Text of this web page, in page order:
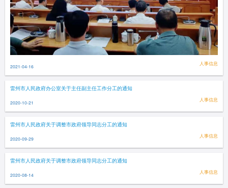
2021-04-16 人事信息
雷州市人民政府办公室关于主任副主任工作分工的通知
2020-10-21 人事信息
雷州市人民政府关于调整市政府领导同志分工的通知
2020-09-29 人事信息
雷州市人民政府关于调整市政府领导同志分工的通知
2020-08-14 人事信息